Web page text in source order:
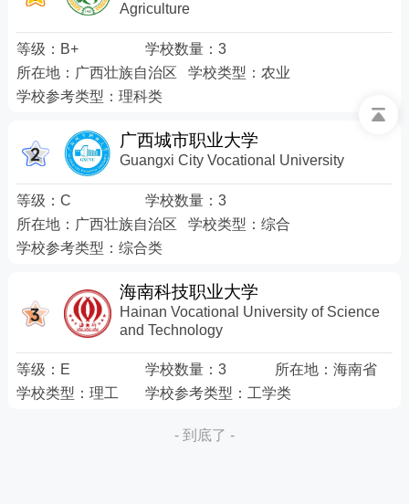
Agriculture
等级： B+ 学校数量：3
所在地： 广西壮族自治区 学校类型： 农业
学校参考类型： 理科类
广西城市职业大学
Guangxi City Vocational University
等级： C 学校数量：3
所在地： 广西壮族自治区 学校类型： 综合
学校参考类型： 综合类
海南科技职业大学
Hainan Vocational University of Science
and Technology
等级： E 学校数量：3 所在地： 海南省
学校类型： 理工 学校参考类型： 工学类
- 到底了 -